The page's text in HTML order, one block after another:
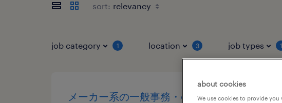
sort:
job category 1 location 3 job types 1
メーカー系の一般事務・oa事務
about cookies
We use cookies to provide